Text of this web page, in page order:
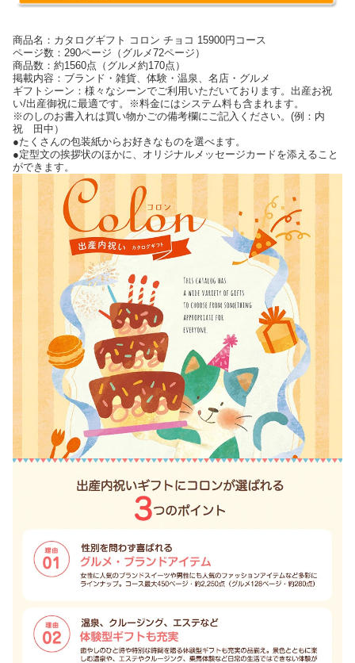
商品名：カタログギフト コロン チョコ 15900円コース
ページ数：290ページ（グルメ72ページ）
商品数：約1560点（グルメ約170点）
掲載内容：ブランド・雑貨、体験・温泉、名店・グルメ
ギフトシーン：様々なシーンでご利用いただいております。出産お祝
い/出産御祝に最適です。※料金にはシステム料も含まれます。
※のしのお書入れは買い物かごの備考欄にご記入ください。(例：内
祝 田中）
●たくさんの包装紙からお好きなものを選べます。
●定型文の挨拶状のほかに、オリジナルメッセージカードを添えること
ができます。